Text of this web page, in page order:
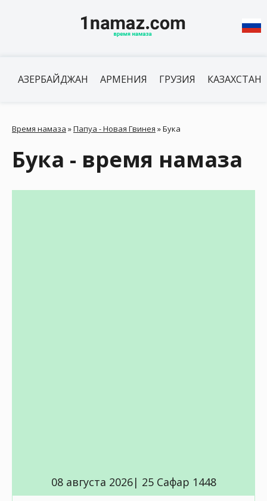
АЗЕРБАЙДЖАН АРМЕНИЯ ГРУЗИЯ КАЗАХСТАН
Время намаза »Папуа - Новая Гвинея »Бука
Бука - время намаза
08 августа 2026| 25 Сафар 1448